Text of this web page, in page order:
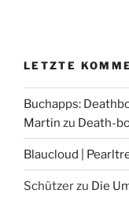
LETZTE
Buchapps:
Martin zu Death-
Blaucloud |
Schützerzu Die